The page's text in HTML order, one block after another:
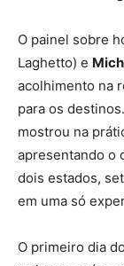
O painel sobre
Laghetto) e
acolhimento na
para os
mostrou na
apresentando o
dois estados,
em uma só
O primeiro dia